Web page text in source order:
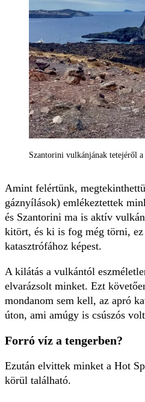
Szantorini vulkánjának tetejéről
Amint felértünk,
gáznyílások) emlékeztettek
és Szantorini ma is aktív
kitört, és ki is fog még törni, ez
katasztrófához képest.
A kilátás a vulkántól
elvarázsolt minket. Ezt
mondanom sem kell, az apró
úton, ami amúgy is csúszós
Forró víz a tengerben?
Ezután elvittek minket a Hot
körül található.